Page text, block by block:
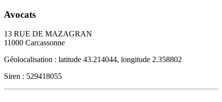
Avocats
13 RUE DE MAZAGRAN
11000 Carcassonne
Géolocalisation : latitude 43.214044, longitude 2.358802
Siren : 529418055